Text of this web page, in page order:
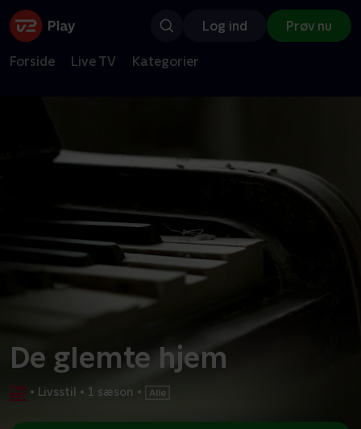
Log ind Prøv nu
Forside Live TV Kategorier
De glemte hjem
• Livsstil • 1 sæson •